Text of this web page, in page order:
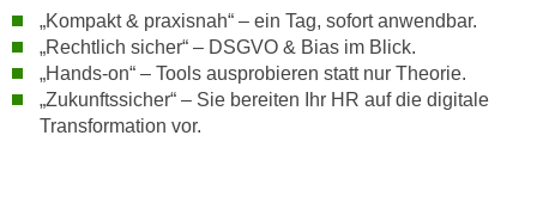
„Kompakt & praxisnah“ – ein Tag, sofort anwendbar.
„Rechtlich sicher“ – DSGVO & Bias im Blick.
„Hands-on“ – Tools ausprobieren statt nur Theorie.
„Zukunftssicher“ – Sie bereiten Ihr HR auf die digitale
Transformation vor.
n
z
u
z
r
c
h
d